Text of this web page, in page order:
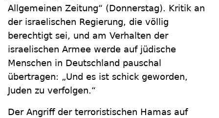
Allgemeinen Zeitung“ (Donnerstag). Kritik an
der israelischen Regierung, die völlig
berechtigt sei, und am Verhalten der
israelischen Armee werde auf jüdische
Menschen in Deutschland pauschal
übertragen: „Und es ist schick geworden,
Juden zu verfolgen.“
Der Angriff der terroristischen Hamas auf